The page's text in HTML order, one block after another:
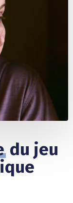
du jeu